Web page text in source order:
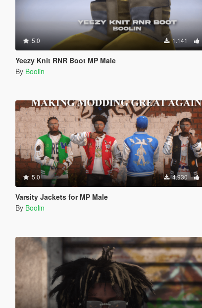
5.0 1.141
Yeezy Knit RNR Boot MP Male
By Boolin
5.0 4.930
Varsity Jackets for MP Male
By Boolin